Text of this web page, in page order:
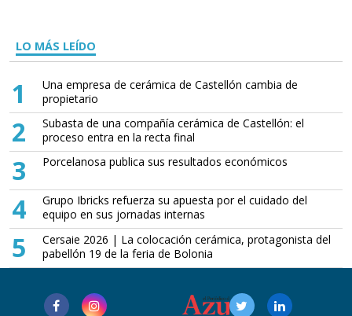
LO MÁS LEÍDO
1
Una empresa de cerámica de Castellón cambia de
propietario
2
Subasta de una compañía cerámica de Castellón: el
proceso entra en la recta final
3 Porcelanosa publica sus resultados económicos
4
Grupo Ibricks refuerza su apuesta por el cuidado del
equipo en sus jornadas internas
5
Cersaie 2026 | La colocación cerámica, protagonista del
pabellón 19 de la feria de Bolonia